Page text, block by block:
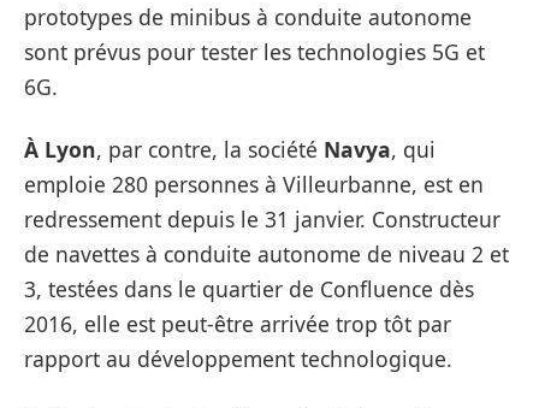
prototypes de minibus à conduite autonome
sont prévus pour tester les technologies 5G et
6G.
À Lyon, par contre, la société Navya, qui
emploie 280 personnes à Villeurbanne, est en
redressement depuis le 31 janvier. Constructeur
de navettes à conduite autonome de niveau 2 et
3, testées dans le quartier de Confluence dès
2016, elle est peut-être arrivée trop tôt par
rapport au développement technologique.